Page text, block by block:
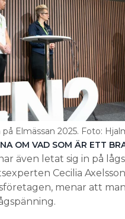
på Elmässan 2025. Foto:
OM VAD SOM ÄR ETT
även letat sig in på
Cecilia
menar att